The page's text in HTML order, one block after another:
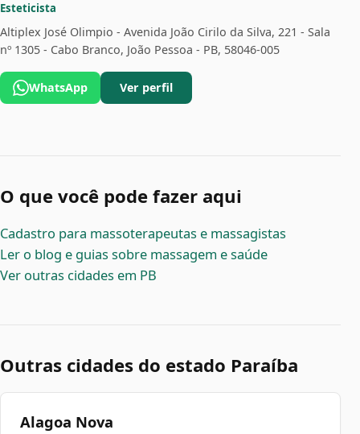
Esteticista
Altiplex José Olimpio - Avenida João Cirilo da Silva, 221 - Sala
nº 1305 - Cabo Branco, João Pessoa - PB, 58046-005
WhatsApp Ver perfil
O que você pode fazer aqui
Cadastro para massoterapeutas e massagistas
Ler o blog e guias sobre massagem e saúde
Ver outras cidades em PB
Outras cidades do estado Paraíba
Alagoa Nova